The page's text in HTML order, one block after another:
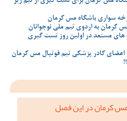
سواری باشگاه مس کرمان
کرمان به اردوی تیم ملی نوجوانان
مستعد در اولین روز تست گیری
اعضای کادر پزشکی تیم فوتبال مس کرمان
مس کرمان در این فصل